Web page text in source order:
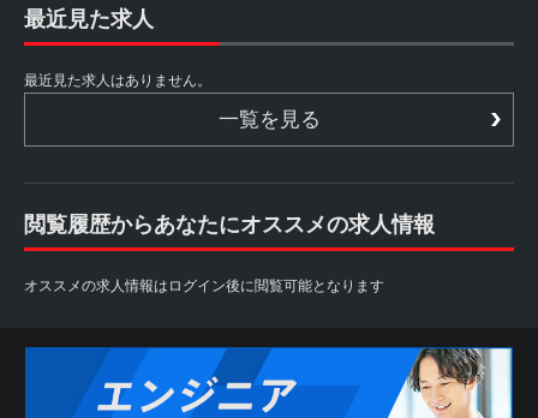
最近見た求人
最近見た求人はありません。
一覧を見る
閲覧履歴からあなたにオススメの求人情報
オススメの求人情報はログイン後に閲覧可能となります